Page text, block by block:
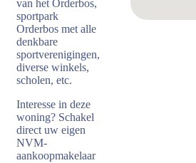
van het Orderbos,
sportpark
Orderbos met alle
denkbare
sportverenigingen,
diverse winkels,
scholen, etc.
Interesse in deze
woning? Schakel
direct uw eigen
NVM-
aankoopmakelaar